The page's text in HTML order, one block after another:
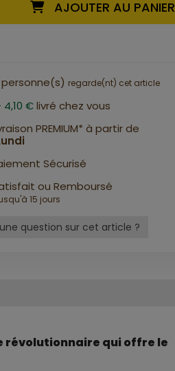
AJOUTER AU PANIER
personne(s) regarde(nt) cet article
4,10 €livré chez vous
PREMIUM* à partir de
Sécurisé
ou Remboursé
15 jours
une question sur cet article ?
révolutionnaire qui offre le